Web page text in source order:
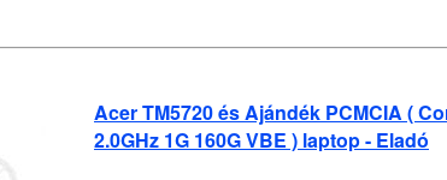
Acer TM5720 és Ajándék PCMCIA (
2.0GHz 1G 160G VBE ) laptop - Eladó